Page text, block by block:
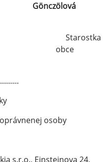
Gönczölová
Starostka
obce
09.06.2017
osoby
s.r.o., Einsteinova 24,